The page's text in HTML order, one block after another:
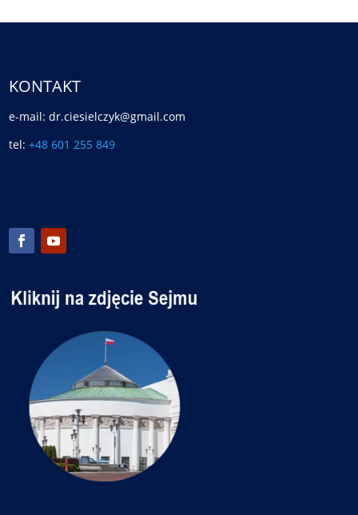
KONTAKT
e-mail: dr.ciesielczyk@gmail.com
tel:+48 601 255 849